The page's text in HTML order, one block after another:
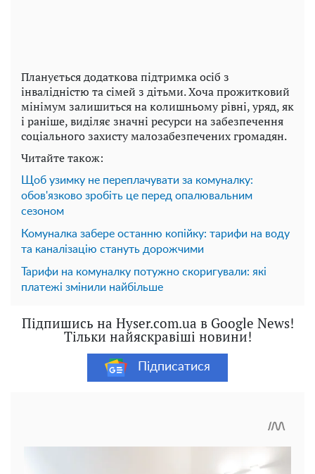
Планується додаткова підтримка осіб з
інвалідністю та сімей з дітьми. Хоча прожитковий
мінімум залишиться на колишньому рівні, уряд, як
і раніше, виділяє значні ресурси на забезпечення
соціального захисту малозабезпечених громадян.
Читайте також:
Щоб узимку не переплачувати за комуналку:
обов'язково зробіть це перед опалювальним
сезоном
Комуналка забере останню копійку: тарифи на воду
та каналізацію стануть дорожчими
Тарифи на комуналку потужно скоригували: які
платежі змінили найбільше
Підпишись на Hyser.com.ua в Google News!
Тільки найяскравіші новини!
Підписатися